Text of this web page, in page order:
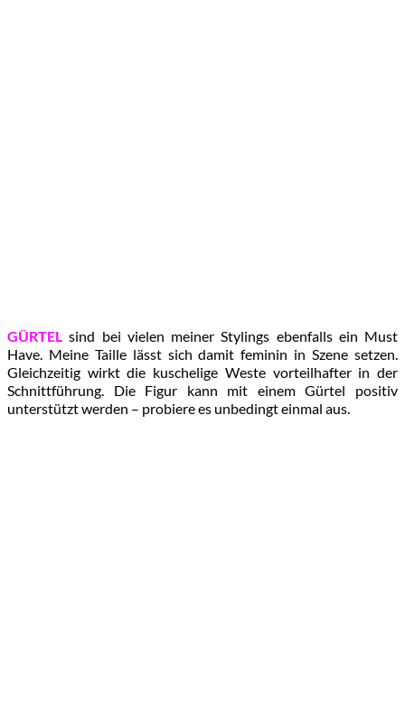
GÜRTEL sind bei vielen meiner Stylings ebenfalls ein Must
Have. Meine Taille lässt sich damit feminin in Szene setzen.
Gleichzeitig wirkt die kuschelige Weste vorteilhafter in der
Schnittführung. Die Figur kann mit einem Gürtel positiv
unterstützt werden – probiere es unbedingt einmal aus.